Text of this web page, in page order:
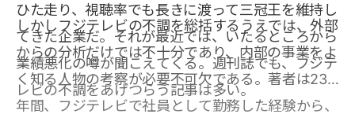
ひた走り、視聴率でも長きに渡って三冠王を維持し
てきた企業だ。それが最近では、いたるところから
業績悪化の噂が聞こえてくる。週刊誌でも、フジテ
レビの不調をあげつらう記事は多い。
しかしフジテレビの不調を総括するうえでは、外部
からの分析だけでは不十分であり、内部の事業をよ
く知る人物の考察が必要不可欠である。著者は23
年間、フジテレビで社員として勤務した経験から、